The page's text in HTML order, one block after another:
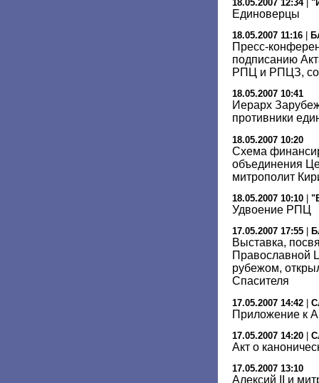
18.05.2007 12:34|
Единоверцы
18.05.2007 11:16
Пресс-
подписанию
РПЦ и РПЦЗ,
18.05.2007 10:41
Иерарх
противники
18.05.2007 10:20
Схема
объединения
митрополит
18.05.2007 10:10
Удвоение РПЦ
17.05.2007 17:55
Выставка,
Православной
рубежом,
Спасителя
17.05.2007 14:42 |
Приложение к
17.05.2007 14:20
Акт о
17.05.2007 13:10
Алексий II и